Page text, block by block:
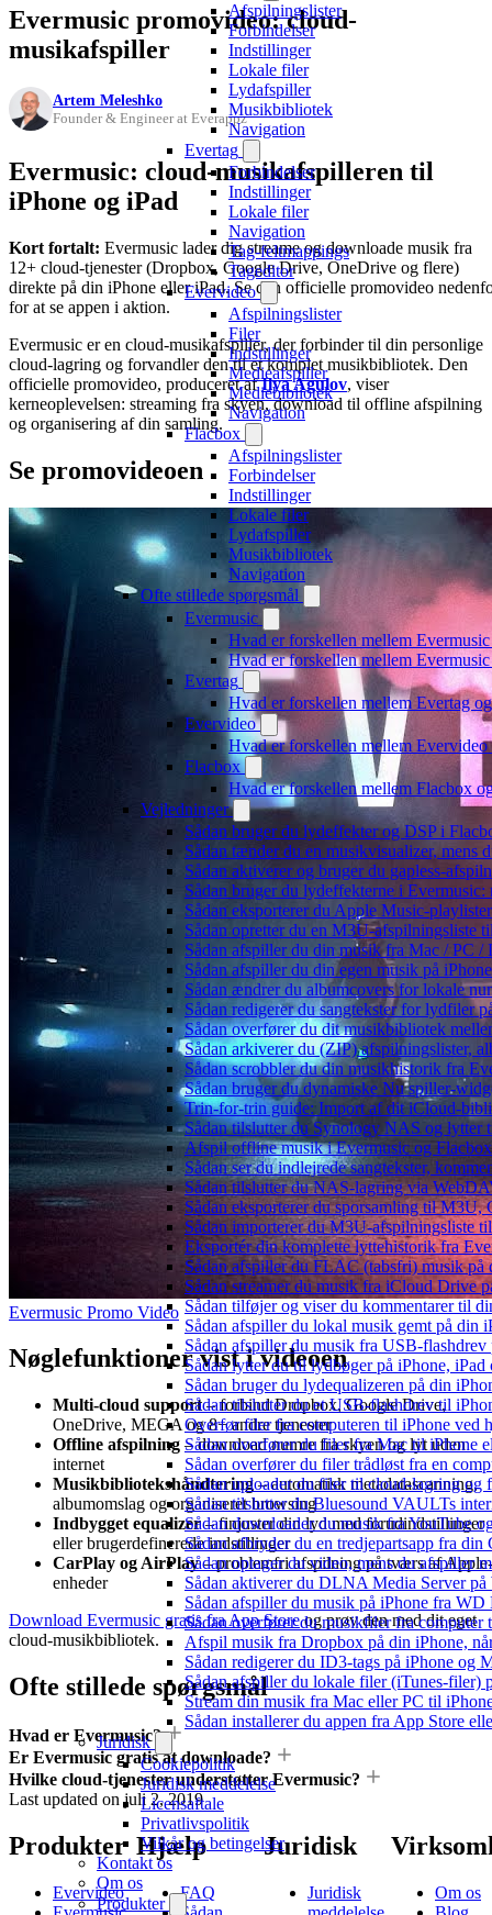
Afspilningslister
Forbindelser
Indstillinger
Lokale filer
Lydafspiller
Musikbibliotek
Navigation
Evertag
Forbindelser
Indstillinger
Lokale filer
Navigation
Tag-feltmappings
Tageditor
Evervideo
Afspilningslister
Filer
Indstillinger
Medieafspiller
Mediebibliotek
Navigation
Flacbox
Afspilningslister
Forbindelser
Indstillinger
Lokale filer
Lydafspiller
Musikbibliotek
Navigation
Ofte stillede spørgsmål
Evermusic
Hvad er forskellen mellem
Hvad er forskellen mellem
Evertag
Hvad er forskellen mellem Evertag
Evervideo
Hvad er forskellen mellem
Flacbox
Hvad er forskellen mellem Flacbox
Vejledninger
Sådan bruger du lydeffekter og DSP i
Sådan tænder du en musikvisualizer, mens
Sådan aktiverer og bruger du gapless-
Sådan bruger du lydeffekterne i
Sådan eksporterer du Apple Music-
Sådan opretter du en M3U-
Sådan afspiller du din musik fra Mac / PC
Sådan afspiller du din egen musik på
Sådan ændrer du albumcovers for lokale
Sådan redigerer du sangtekster for lydfiler
Sådan overfører du dit musikbibliotek
Sådan arkiverer du (ZIP) afspilningslister,
Sådan scrobbler du din musikhistorik fra
Sådan bruger du dynamiske Nu spiller-
Trin-for-trin guide: Import af dit iCloud-
Sådan tilslutter du Synology NAS og lytter
Afspil offline musik i Evermusic og
Sådan ser du indlejrede sangtekster,
Sådan tilslutter du NAS-lagring via
Sådan eksporterer du sporsamling til
Sådan importerer du M3U-afspilningsliste
Eksportér din komplette lyttehistorik fra
Sådan afspiller du FLAC (tabsfri) musik på
Sådan streamer du musik fra iCloud Drive
Sådan tilføjer og viser du kommentarer til
Sådan afspiller du lokal musik gemt på din
Sådan afspiller du musik fra USB-
Sådan lytter du til lydbøger på iPhone,
Sådan bruger du lydequalizeren på din
Sådan tilslutter du et USB-flashdrev til
Overfør filer fra computeren til iPhone
Sådan overfører du filer fra Mac til iPhone
Sådan overfører du filer trådløst fra en
Sådan uploader du filer til cloud-lagring
Sådan tilslutter du Bluesound VAULTs
Sådan downloader du musik fra YouTube
Sådan afbryder du en tredjepartsapp fra din
Sådan optager du video, mens du afspiller
Sådan aktiverer du DLNA Media Server
Sådan afspiller du musik på iPhone fra
Sådan overfører du musikfiler fra
Afspil musik fra Dropbox på din iPhone,
Sådan redigerer du ID3-tags på iPhone og
Sådan afspiller du lokale filer (iTunes-filer)
Stream din musik fra Mac eller PC til
Sådan installerer du appen fra App Store
Juridisk
Cookiepolitik
Juridisk meddelelse
Licensaftale
Privatlivspolitik
Vilkår og betingelser
Kontakt os
Om os
Produkter
Evermusic promovideo: cloud-
musikafspiller
Artem Meleshko
Founder & Engineer at Everappz
Evermusic: cloud-musikafspilleren til
iPhone og iPad
Kort fortalt: Evermusic lader dig streame og downloade musik fra
12+ cloud-tjenester (Dropbox, Google Drive, OneDrive og flere)
direkte på din iPhone eller iPad. Se den officielle promovideo
for at se appen i aktion.
Evermusic er en cloud-musikafspiller, der forbinder til din personlige
cloud-lagring og forvandler den til et komplet musikbibliotek. Den
officielle promovideo, produceret afIlya Agulov, viser
kerneoplevelsen: streaming fra skyen, download til offline afspilning
og organisering af din samling.
Se promovideoen
Evermusic Promo Video
Nøglefunktioner vist i videoen
Multi-cloud support– forbind Dropbox, Google Drive,
OneDrive, MEGA og 8+ andre tjenester
Offline afspilning – download numre fra skyen og lyt uden
internet
Musikbibliotekshåndtering– automatisk metadatascanning,
albumomslag og organiseret browsing
Indbygget equalizer– finjuster din lyd med forudindstillinger
eller brugerdefinerede indstillinger
CarPlay og AirPlay– problemfri afspilning på tværs af Apple-
enheder
Download Evermusic gratis fra App Storeog prøv den med dit eget
cloud-musikbibliotek.
Ofte stillede spørgsmål
Hvad er Evermusic?
Er Evermusic gratis at downloade?
Hvilke cloud-tjenester understøtter Evermusic?
Last updated onjuli 2, 2019
Produkter
Evervideo
Hjælp
FAQ
Juridisk
Juridisk
Om os